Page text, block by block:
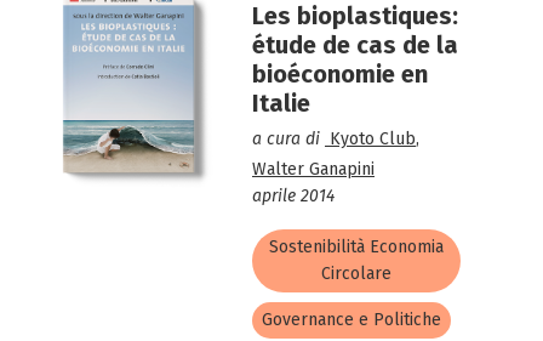
Les bioplastiques:
étude de cas de la
bioéconomie en
Italie
a cura di Kyoto Club,
Walter Ganapini
aprile 2014
Sostenibilità Economia
Circolare
Governance e Politiche